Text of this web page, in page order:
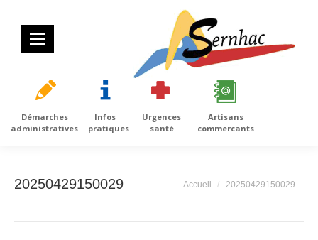
Démarches
administratives
Infos
pratiques
Urgences
santé
Artisans
commercants
20250429150029 Vous êtes ici :
Accueil 20250429150029